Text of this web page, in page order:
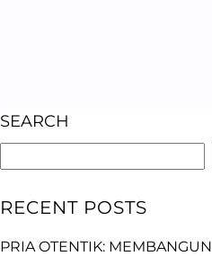
SEARCH
RECENT POSTS
PRIA OTENTIK: MEMBANGUN